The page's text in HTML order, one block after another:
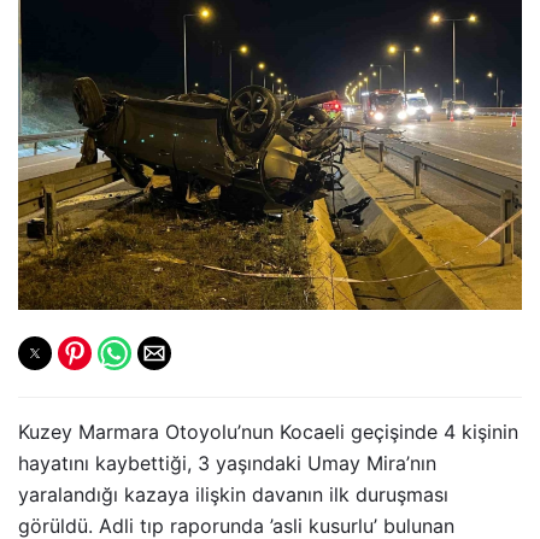
Kuzey Marmara Otoyolu’nun Kocaeli geçişinde 4 kişinin
hayatını kaybettiği, 3 yaşındaki Umay Mira’nın
yaralandığı kazaya ilişkin davanın ilk duruşması
görüldü. Adli tıp raporunda ’asli kusurlu’ bulunan